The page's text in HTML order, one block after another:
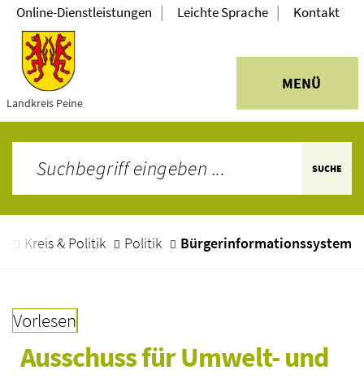
Landkreis Peine
MENÜ
Online-Dienstleistungen | Leichte Sprache | Kontakt
SUCHE
Kreis & Politik Politik Bürgerinformationssystem
Vorlesen
Ausschuss für Umwelt- und